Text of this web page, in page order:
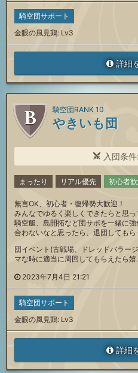
騎空団サポート
金眼の風見鶏: Lv3
詳細
やきいも団
騎空団RANK 10
入団条
まったり リアル優先 初心者
無言OK、初心者・復帰勢大歓迎！
みんなでゆるく楽しくできたらと思っ
騎空艇、島開拓など団サポを一緒に強
合わないなと思ったら、退団してもら
団イベント(古戦場、ドレッドバラー
マな時に適当に周回してもらえたら
2023年7月4日 21:21
騎空団サポート
金眼の風見鶏: Lv3
詳細